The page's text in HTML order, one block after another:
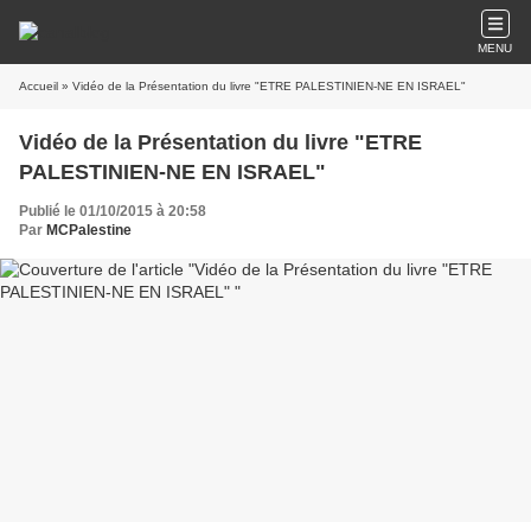
MENU
Accueil » Vidéo de la Présentation du livre "ETRE PALESTINIEN-NE EN ISRAEL"
Vidéo de la Présentation du livre "ETRE
PALESTINIEN-NE EN ISRAEL"
Publié le 01/10/2015 à 20:58
Par MCPalestine